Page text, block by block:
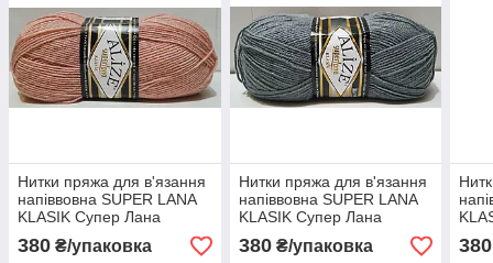
Нитки пряжа для в'язання
напіввовна SUPER LANA
KLASIK Супер Лана
Класик № 161 - суха
троянда
380 ₴/упаковка
Нитки пряжа для в'язання
напіввовна SUPER LANA
KLASIK Супер Лана
Класик № 87 - вугільно-
сірий
380₴/упаковка 380